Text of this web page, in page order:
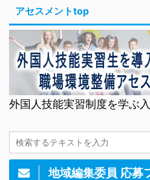
アセスメントtop
外国人技能実習制度を学ぶ
地域編集委員 応募